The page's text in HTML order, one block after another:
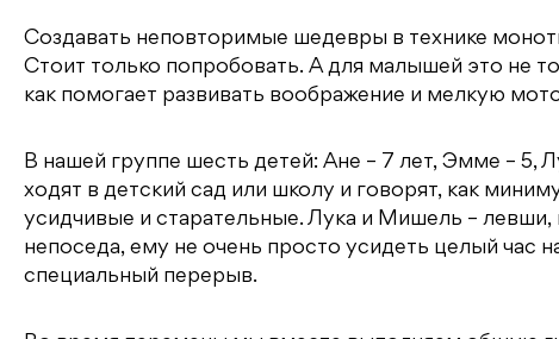
o
k
s
s
ki
m и
т
Создавать неповторимые шедевры в технике
Стоит только попробовать. А для малышей это не
как помогает развивать воображение и мелкую
В нашей группе шесть детей: Ане – 7 лет, Эмме – 5,
ходят в детский сад или школу и говорят, как
усидчивые и старательные. Лука и Мишель – левши,
непоседа, ему не очень просто усидеть целый час
специальный перерыв.